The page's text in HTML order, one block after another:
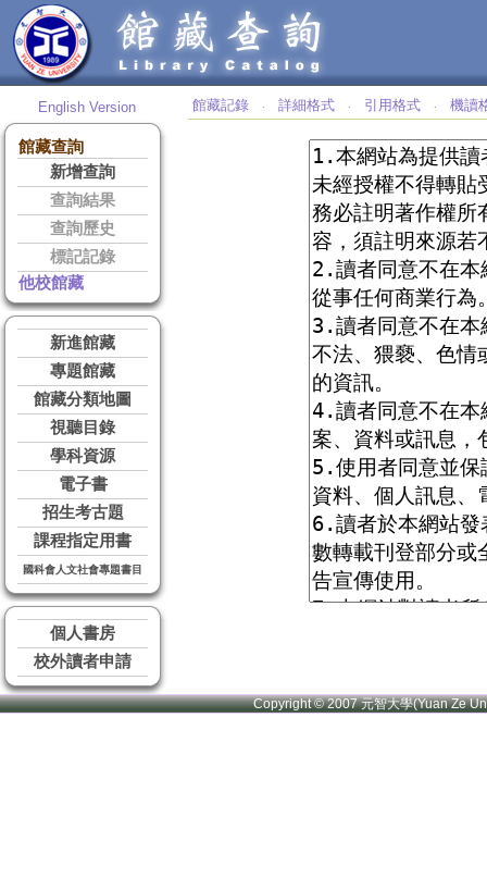
English Version
館藏查詢
新增查詢
查詢結果
查詢歷史
標記記錄
他校館藏
新進館藏
專題館藏
館藏分類地圖
視聽目錄
學科資源
電子書
招生考古題
課程指定用書
國科會人文社會專題書目
個人書房
校外讀者申請
館藏記錄 ‧ 詳細格式 ‧ 引用格式 ‧ 機讀
Copyright © 2007 元智大學(Yuan Ze